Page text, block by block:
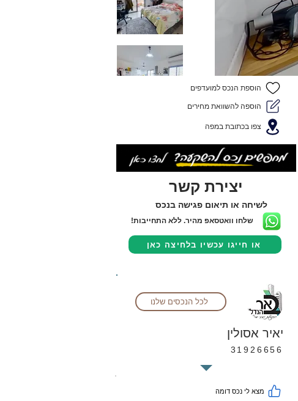
הוספת הנכס למועדפים
הוספה להשוואת מחירים
צפו בכתובת במפה
יצירת קשר
לשיחה או תיאום פגישה בנכס
שלחו וואטסאפ מהיר. ללא התחייבות!
או חייגו עכשיו בלחיצה כאן
לכל הנכסים שלנו
יאיר אסולין
31926656
מצא לי נכס דומה